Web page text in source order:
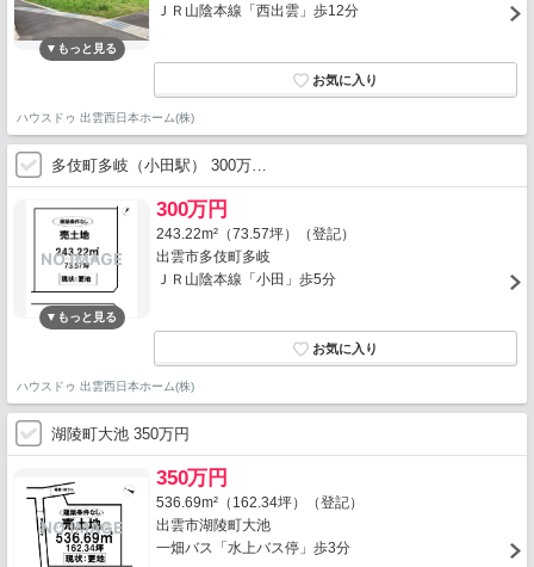
ＪＲ山陰本線「西出雲」歩12分
ハウスドゥ 出雲西日本ホーム(株)
多伎町多岐（小田駅） 300万…
300万円
243.22m²（73.57坪）（登記）
出雲市多伎町多岐
ＪＲ山陰本線「小田」歩5分
ハウスドゥ 出雲西日本ホーム(株)
湖陵町大池 350万円
350万円
536.69m²（162.34坪）（登記）
出雲市湖陵町大池
一畑バス「水上バス停」歩3分